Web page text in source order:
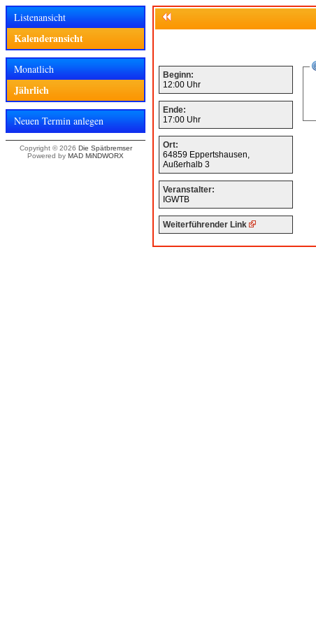
Listenansicht
Kalenderansicht
Monatlich
Jährlich
Neuen Termin anlegen
Copyright © 2026 Die Spätbremser
Powered by MAD MiNDWORX
Beginn:
12:00 Uhr
Ende:
17:00 Uhr
Ort:
64859 Eppertshausen,
Außerhalb 3
Veranstalter:
IGWTB
Weiterführender Link